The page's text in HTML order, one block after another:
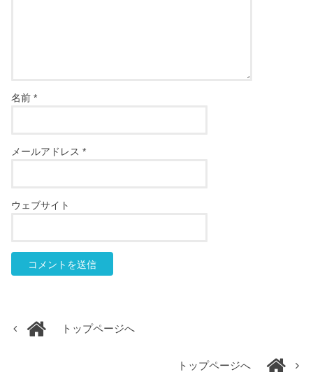
名前*
メールアドレス*
ウェブサイト
トップページへ
トップページへ